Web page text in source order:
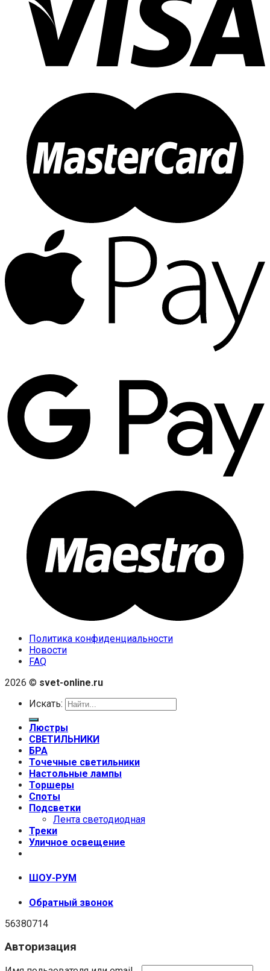
Политика конфиденциальности
Новости
FAQ
2026 © svet-online.ru
Искать:
Люстры
СВЕТИЛЬНИКИ
БРА
Точечные светильники
Настольные лампы
Торшеры
Споты
Подсветки
Лента светодиодная
Треки
Уличное освещение
ШОУ-РУМ
Обратный звонок
56380714
Авторизация